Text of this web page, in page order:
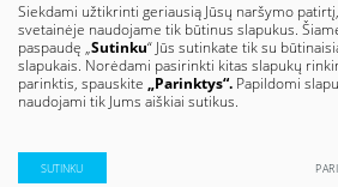
© 2021 Klaipėdos vanduo. Visos
Duomenų
Siekdami užtikrinti geriausią Jūsų naršymo
svetainėje naudojame tik būtinus slapukus.
paspaudę „Sutinku“ Jūs sutinkate tik su
slapukais. Norėdami pasirinkti kitas slapukų
parinktis, spauskite „Parinktys“. Papildomi
naudojami tik Jums aiškiai sutikus.
SUTINKU